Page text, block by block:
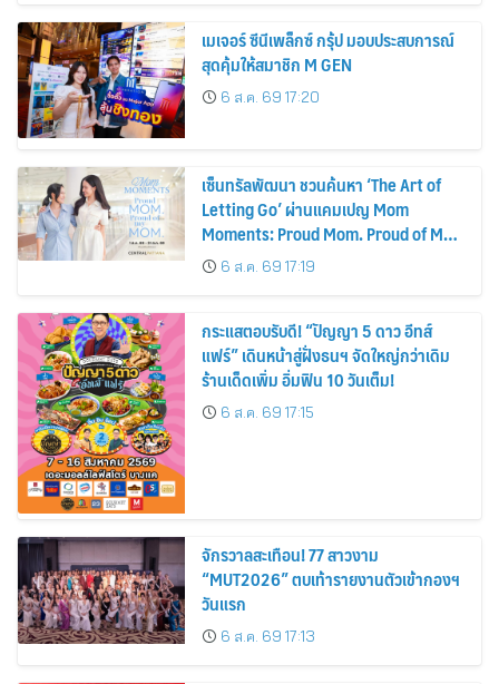
เมเจอร์ ซีนีเพล็กซ์ กรุ้ป มอบประสบการณ์
สุดคุ้มให้สมาชิก M GEN
6 ส.ค. 69 17:20
เซ็นทรัลพัฒนา ชวนค้นหา ‘The Art of
Letting Go’ ผ่านแคมเปญ Mom
Moments: Proud Mom. Proud of My
Mom.6 ส.ค. 69 17:19
กระแสตอบรับดี! “ปัญญา 5 ดาว อีทส์
แฟร์” เดินหน้าสู่ฝั่งธนฯ จัดใหญ่กว่าเดิม
ร้านเด็ดเพิ่ม อิ่มฟิน 10 วันเต็ม!
6 ส.ค. 69 17:15
จักรวาลสะเทือน! 77 สาวงาม
“MUT2026” ตบเท้ารายงานตัวเข้ากองฯ
วันแรก
6 ส.ค. 69 17:13